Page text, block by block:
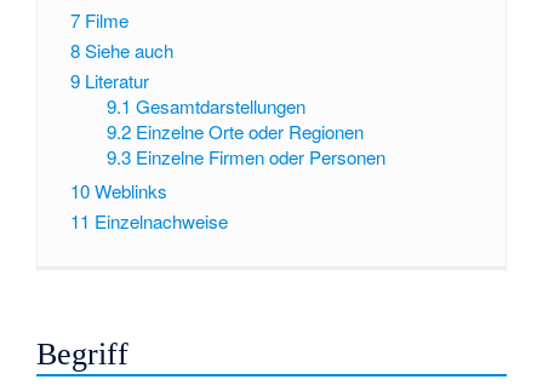
7 Filme
8Siehe auch
9 Literatur
9.1 Gesamtdarstellungen
9.2 Einzelne Orte oder Regionen
9.3 Einzelne Firmen oder Personen
10Weblinks
11 Einzelnachweise
Begriff